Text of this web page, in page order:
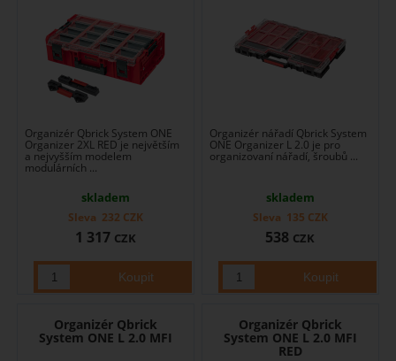
Organizér Qbrick System ONE
Organizer 2XL RED je největším
a nejvyšším modelem
modulárních ...
skladem
1 317 CZK
Sleva 232 CZK
Organizér nářadí Qbrick System
ONE Organizer L 2.0 je pro
organizovaní nářadí, šroubů ...
skladem
538 CZK
Sleva 135 CZK
Organizér Qbrick
System ONE L 2.0 MFI
Organizér Qbrick
System ONE L 2.0 MFI
RED